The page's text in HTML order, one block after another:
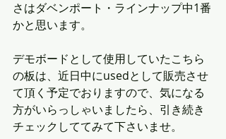
さはダベンポート・ラインナップ中1番
かと思います。
デモボードとして使用していたこちら
の板は、近日中にusedとして販売させ
て頂く予定でおりますので、気になる
方がいらっしゃいましたら、引き続き
チェックしててみて下さいませ。